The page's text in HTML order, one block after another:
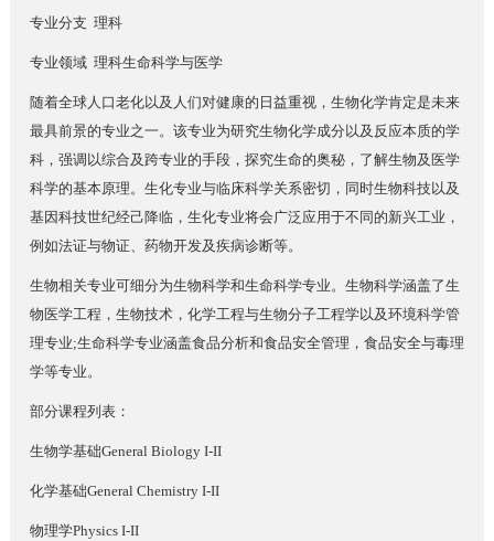
工科
社科
专业分支 理科
专业领域 理科生命科学与医学
随着全球人口老化以及人们对健康的日益重视，生物化学肯定是未来
最具前景的专业之一。该专业为研究生物化学成分以及反应本质的学
科，强调以综合及跨专业的手段，探究生命的奥秘，了解生物及医学
科学的基本原理。生化专业与临床科学关系密切，同时生物科技以及
基因科技世纪经己降临，生化专业将会广泛应用于不同的新兴工业，
例如法证与物证、药物开发及疾病诊断等。
生物相关专业可细分为生物科学和生命科学专业。生物科学涵盖了生
物医学工程，生物技术，化学工程与生物分子工程学以及环境科学管
理专业;生命科学专业涵盖食品分析和食品安全管理，食品安全与毒理
学等专业。
部分课程列表：
生物学基础General Biology I-II
化学基础General Chemistry I-II
物理学Physics I-II